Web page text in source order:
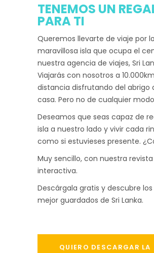
TENEMOS UN
PARA TI
Queremos llevarte de viaje por la
maravillosa isla que ocupa el
nuestra agencia de viajes, Sri
Viajarás con nosotros a
distancia disfrutando del abrigo
casa. Pero no de cualquier
Deseamos que seas capaz de
isla a nuestro lado y vivir cada
como si estuvieses presente.
Muy sencillo, con nuestra revista
interactiva.
Descárgala gratis y descubre
mejor guardados de Sri Lanka.
QUIERO DESCARGAR LA